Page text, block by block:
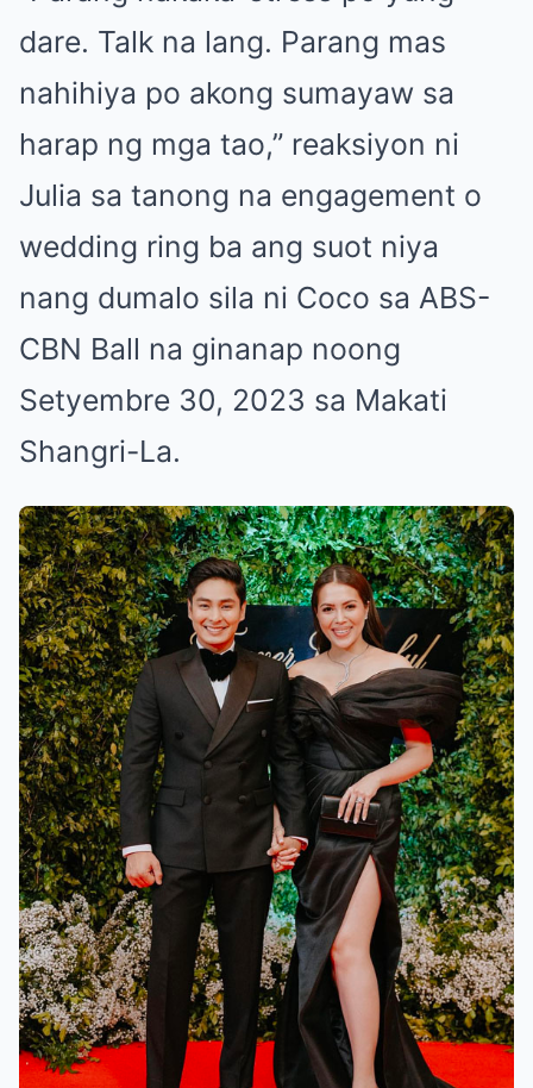
dare. Talk na lang. Parang mas
nahihiya po akong sumayaw sa
harap ng mga tao,” reaksiyon ni
Julia sa tanong na engagement o
wedding ring ba ang suot niya
nang dumalo sila ni Coco sa ABS-
CBN Ball na ginanap noong
Setyembre 30, 2023 sa Makati
Shangri-La.